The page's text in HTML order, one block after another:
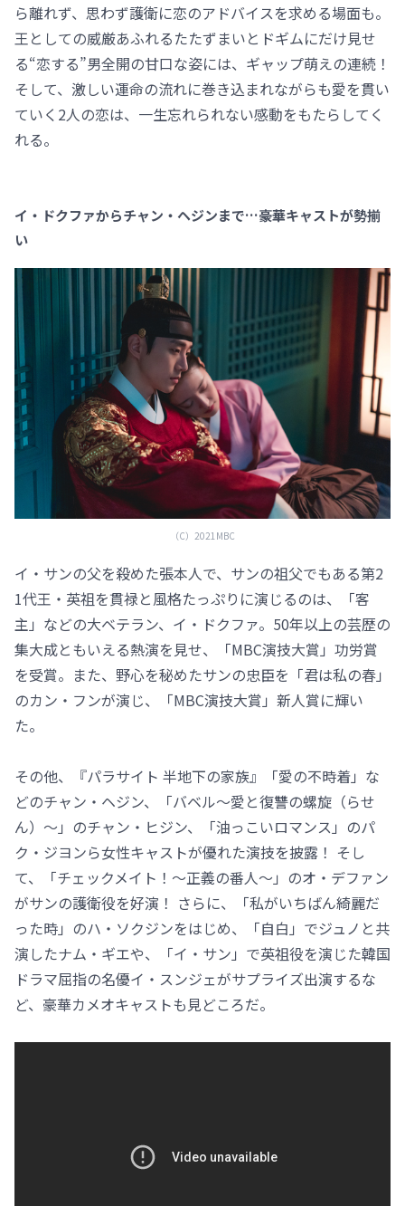
ら離れず、思わず護衛に恋のアドバイスを求める場面も。
王としての威厳あふれるたたずまいとドギムにだけ見せ
る“恋する”男全開の甘口な姿には、ギャップ萌えの連続！
そして、激しい運命の流れに巻き込まれながらも愛を貫い
ていく2人の恋は、一生忘れられない感動をもたらしてく
れる。
イ・ドクファからチャン・ヘジンまで…豪華キャストが勢揃
い
（C）2021MBC
イ・サンの父を殺めた張本人で、サンの祖父でもある第2
1代王・英祖を貫禄と風格たっぷりに演じるのは、「客
主」などの大ベテラン、イ・ドクファ。50年以上の芸歴の
集大成ともいえる熱演を見せ、「MBC演技大賞」功労賞
を受賞。また、野心を秘めたサンの忠臣を「君は私の春」
のカン・フンが演じ、「MBC演技大賞」新人賞に輝い
た。
その他、『パラサイト 半地下の家族』「愛の不時着」な
どのチャン・ヘジン、「バベル～愛と復讐の螺旋（らせ
ん）～」のチャン・ヒジン、「油っこいロマンス」のパ
ク・ジヨンら女性キャストが優れた演技を披露！ そし
て、「チェックメイト！～正義の番人～」のオ・デファン
がサンの護衛役を好演！ さらに、「私がいちばん綺麗だ
った時」のハ・ソクジンをはじめ、「自白」でジュノと共
演したナム・ギエや、「イ・サン」で英祖役を演じた韓国
ドラマ屈指の名優イ・スンジェがサプライズ出演するな
ど、豪華カメオキャストも見どころだ。